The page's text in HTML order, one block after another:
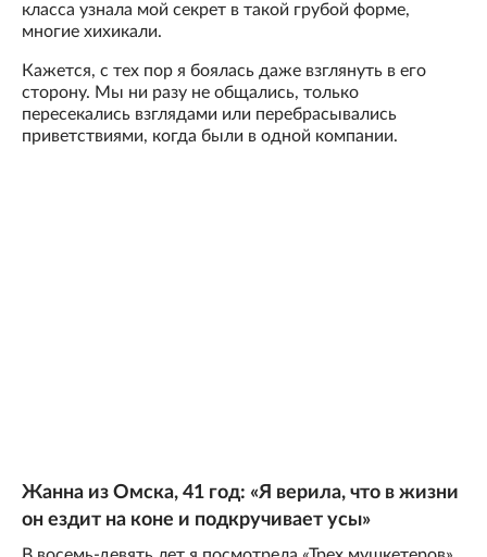
класса узнала мой секрет в такой грубой форме,
многие хихикали.
Кажется, с тех пор я боялась даже взглянуть в его
сторону. Мы ни разу не общались, только
пересекались взглядами или перебрасывались
приветствиями, когда были в одной компании.
Жанна из Омска, 41 год: «Я верила, что в жизни
он ездит на коне и подкручивает усы»